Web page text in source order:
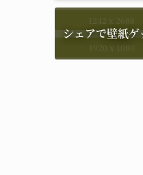
1242 x 2688
1920 x 1080